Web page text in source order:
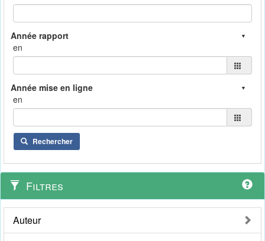
en
en
Rechercher
Filtres
Auteur